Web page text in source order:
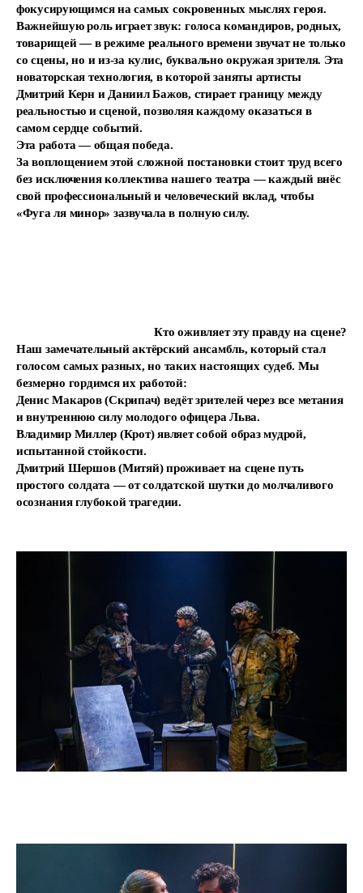
фокусирующимся на самых сокровенных мыслях героя.
Важнейшую роль играет звук: голоса командиров, родных,
товарищей — в режиме реального времени звучат не только
со сцены, но и из-за кулис, буквально окружая зрителя. Эта
новаторская технология, в которой заняты артисты
Дмитрий Керн и Даниил Бажов, стирает границу между
реальностью и сценой, позволяя каждому оказаться в
самом сердце событий.
Эта работа — общая победа.
За воплощением этой сложной постановки стоит труд всего
без исключения коллектива нашего театра — каждый внёс
свой профессиональный и человеческий вклад, чтобы
«Фуга ля минор» зазвучала в полную силу.
Кто оживляет эту правду на сцене?
Наш замечательный актёрский ансамбль, который стал
голосом самых разных, но таких настоящих судеб. Мы
безмерно гордимся их работой:
Денис Макаров (Скрипач) ведёт зрителей через все метания
и внутреннюю силу молодого офицера Льва.
Владимир Миллер (Крот) являет собой образ мудрой,
испытанной стойкости.
Дмитрий Шершов (Митяй) проживает на сцене путь
простого солдата — от солдатской шутки до молчаливого
осознания глубокой трагедии.